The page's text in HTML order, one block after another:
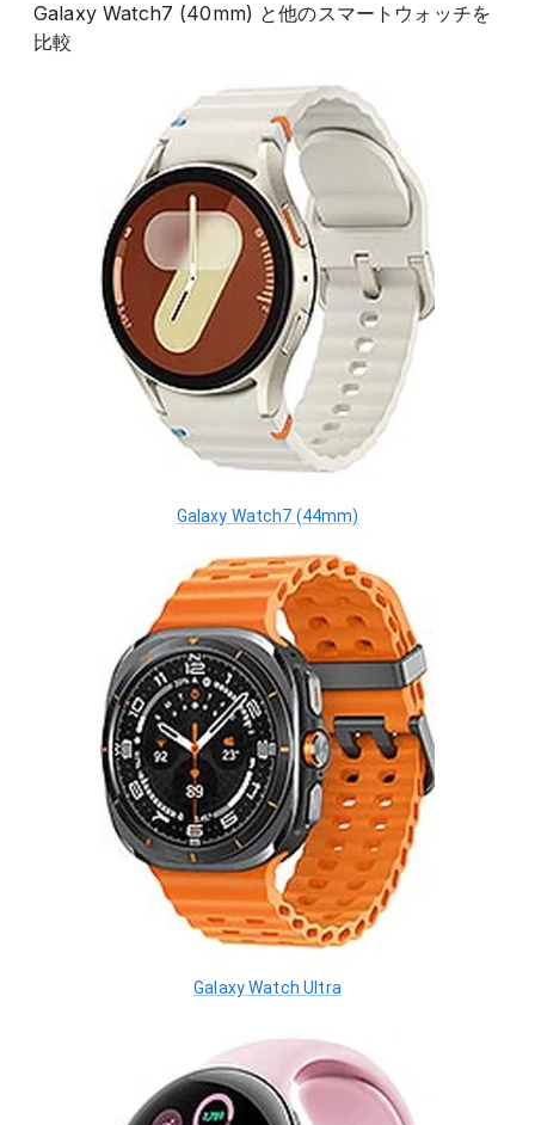
Galaxy Watch7 (40mm) と他のスマートウォッチを
比較
Galaxy Watch7 (44mm)
Galaxy Watch Ultra